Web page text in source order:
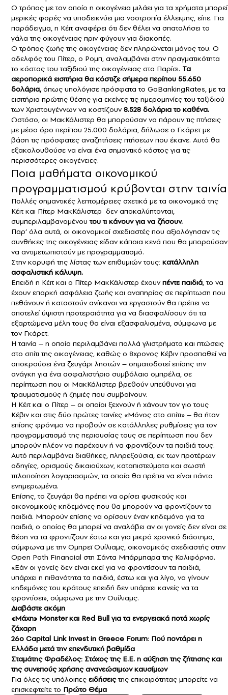
Ο τρόπος με τον οποίο η οικογένεια μιλάει για τα χρήματα μπορεί
μερικές φορές να υποδεικνύει μια νοοτροπία έλλειψης, είπε. Για
παράδειγμα, η Κέιτ αναφέρει ότι δεν θέλει να σπαταλήσει το
γάλα της οικογένειας πριν φύγουν για διακοπές.
Ο τρόπος ζωής της οικογένειας δεν πληρώνεται μόνος του. Ο
αδελφός του Πίτερ, ο Ρομπ, αναλαμβάνει στην πραγματικότητα
το κόστος του ταξιδιού της οικογένειας στο Παρίσι. Τα
αεροπορικά εισιτήρια θα κόστιζε σήμερα περίπου 55.650
δολάρια,όπως υπολόγισε πρόσφατα το GoBankingRates, με τα
εισιτήρια πρώτης θέσης για εκείνες τις ημερομηνίες του ταξιδιού
των Χριστουγέννων να κοστίζουν8.528 δολάρια το καθένα.
Ωστόσο, οι ΜακΚάλιστερ θα μπορούσαν να πάρουν τις πτήσεις
με μέσο όρο περίπου 25.000 δολάρια, δήλωσε ο Γκάρετ με
βάση τις πρόσφατες αναζητήσεις πτήσεων που έκανε. Αυτό θα
εξακολουθούσε να είναι ένα σημαντικό κόστος για τις
περισσότερες οικογένειες.
Ποια μαθήματα οικονομικού
προγραμματισμού κρύβονται στην ταινία
Πολλές σημαντικές λεπτομέρειες σχετικά με τα οικονομικά της
Κέιτ και Πίτερ ΜακΚάλιστερ δεν αποκαλύπτονται,
συμπεριλαμβανομένουτου τι κάνουν για να ζήσουν.
Παρ’ όλα αυτά, οι οικονομικοί σχεδιαστές που αξιολόγησαν τις
συνθήκες της οικογένειας είδαν κάποια κενά που θα μπορούσαν
να αντιμετωπιστούν με προγραμματισμό.
Στην κορυφή της λίστας των επιθυμιών τους: κατάλληλη
ασφαλιστική κάλυψη.
Επειδή η Κέιτ και ο Πίτερ ΜακΚάλιστερ έχουνπέντε παιδιά, το να
έχουν επαρκή ασφάλεια ζωής και αναπηρίας σε περίπτωση που
πεθάνουν ή καταστούν ανίκανοι να εργαστούν θα πρέπει να
αποτελεί ύψιστη προτεραιότητα για να διασφαλίσουν ότι τα
εξαρτώμενα μέλη τους θα είναι εξασφαλισμένα, σύμφωνα με
τον Γκάρετ.
Η ταινία – η οποία περιλαμβάνει πολλά γλιστρήματα και πτώσεις
στο σπίτι της οικογένειας, καθώς ο 8χρονος Κέβιν προσπαθεί να
αποκρούσει ένα ζευγάρι ληστών – σηματοδοτεί επίσης την
ανάγκη για ένα ασφαλιστήριο συμβόλαιο ομπρέλα, σε
περίπτωση που οι ΜακΚάλιστερ βρεθούν υπεύθυνοι για
τραυματισμούς ή ζημιές που συμβαίνουν.
Η Κέιτ και ο Πίτερ – οι οποίοι ξεχνούν ή χάνουν τον γιο τους
Κέβιν και στις δύο πρώτες ταινίες «Μόνος στο σπίτι» – θα ήταν
επίσης φρόνιμο να προβούν σε κατάλληλες ρυθμίσεις για τον
προγραμματισμό της περιουσίας τους σε περίπτωση που δεν
μπορούν πλέον να παρέχουν ή να φροντίζουν τα παιδιά τους.
Αυτό περιλαμβάνει διαθήκες, πληρεξούσια, εκ των προτέρων
οδηγίες, ορισμούς δικαιούχων, καταπιστεύματα και σωστή
τιτλοποίηση λογαριασμών, τα οποία θα πρέπει να είναι πάντα
ενημερωμένα.
Επίσης, το ζευγάρι θα πρέπει να ορίσει φυσικούς και
οικονομικούς κηδεμόνες που θα μπορούν να φροντίζουν τα
παιδιά. Μπορούν επίσης να ορίσουν έναν κηδεμόνα για τα
παιδιά, ο οποίος θα μπορεί να αναλάβει αν οι γονείς δεν είναι σε
θέση να τα φροντίζουν έστω και για μικρό χρονικό διάστημα,
σύμφωνα με την Ομπρεϊ Ουίλιαμς, οικονομικός σχεδιαστής στην
Open Path Financial στη Σάντα Μπάρμπαρα της Καλιφόρνια.
«Εάν οι γονείς δεν είναι εκεί για να φροντίσουν τα παιδιά,
υπάρχει η πιθανότητα τα παιδιά, έστω και για λίγο, να γίνουν
κηδεμόνες του κράτους επειδή δεν υπάρχει κανείς να τα
φροντίσει», σύμφωνα με την Ουίλιαμς.
Διαβάστε ακόμη
«Μάχη» Monster και Red Bull για τα ενεργειακά ποτά χωρίς
ζάχαρη
26ο Capital Link Invest in Greece Forum: Πού ποντάρει η
Eλλάδα μετά την επενδυτική βαθμίδα
Σταμάτης Φραδέλος: Στόχος της Ε.Ε. η αύξηση της ζήτησης και
της συνεπούς χρήσης ανανεώσιμων καυσίμων
Για όλες τις υπόλοιπες ειδήσεις της επικαιρότητας μπορείτε να
επισκεφτείτε το Πρώτο Θέμα